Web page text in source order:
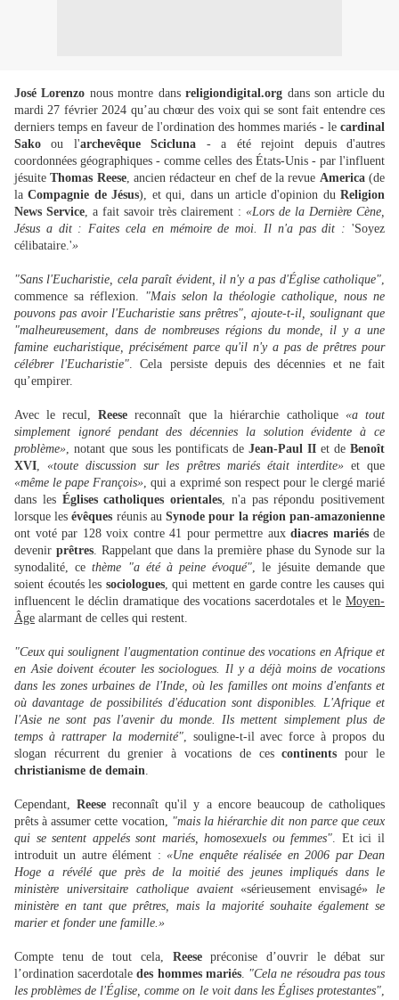
José Lorenzo nous montre dansreligiondigital.org dans son article du
mardi 27 février 2024 qu’au chœur des voix qui se sont fait entendre ces
derniers temps en faveur de l'ordination des hommes mariés - le cardinal
Sako ou l'archevêque Scicluna - a été rejoint depuis d'autres
coordonnées géographiques - comme celles des États-Unis - par l'influent
jésuiteThomas Reese, ancien rédacteur en chef de la revue America(de
laCompagnie de Jésus), et qui, dans un article d'opinion duReligion
News Service, a fait savoir très clairement : «Lors de la Dernière Cène,
Jésus a dit : Faites cela en mémoire de moi. Il n'a pas dit : 'Soyez
célibataire.'»
"Sans l'Eucharistie, cela paraît évident, il n'y a pas d'Église catholique",
commence sa réflexion. "Mais selon la théologie catholique, nous ne
pouvons pas avoir l'Eucharistie sans prêtres", ajoute-t-il, soulignant que
"malheureusement, dans de nombreuses régions du monde, il y a une
famine eucharistique, précisément parce qu'il n'y a pas de prêtres pour
célébrer l'Eucharistie". Cela persiste depuis des décennies et ne fait
qu’empirer.
Avec le recul,Reese reconnaît que la hiérarchie catholique «a tout
simplement ignoré pendant des décennies la solution évidente à ce
problème», notant que sous les pontificats de Jean-Paul II et de Benoît
XVI,«toute discussion sur les prêtres mariés était interdite» et que
«même le pape François», qui a exprimé son respect pour le clergé marié
dans les Églises catholiques orientales, n'a pas répondu positivement
lorsque lesévêques réunis auSynode pour la région pan-amazonienne
ont voté par 128 voix contre 41 pour permettre aux diacres mariésde
devenir prêtres. Rappelant que dans la première phase du Synode sur la
synodalité, cethème "a été à peine évoqué", le jésuite demande que
soient écoutés les sociologues, qui mettent en garde contre les causes qui
influencent le déclin dramatique des vocations sacerdotales et le Moyen-
Âge alarmant de celles qui restent.
"Ceux qui soulignent l'augmentation continue des vocations en Afrique et
en Asie doivent écouter les sociologues. Il y a déjà moins de vocations
dans les zones urbaines de l'Inde, où les familles ont moins d'enfants et
où davantage de possibilités d'éducation sont disponibles. L'Afrique et
l'Asie ne sont pas l'avenir du monde. Ils mettent simplement plus de
temps à rattraper la modernité", souligne-t-il avec force à propos du
slogan récurrent du grenier à vocations de cescontinents pour le
christianisme de demain.
Cependant,Reese reconnaît qu'il y a encore beaucoup de catholiques
prêts à assumer cette vocation, "mais la hiérarchie dit non parce que ceux
qui se sentent appelés sont mariés, homosexuels ou femmes". Et ici il
introduit un autre élément :«Une enquête réalisée en 2006 par Dean
Hoge a révélé que près de la moitié des jeunes impliqués dans le
ministère universitaire catholique avaient«sérieusement envisagé» le
ministère en tant que prêtres, mais la majorité souhaite également se
marier et fonder une famille.»
Compte tenu de tout cela, Reesepréconise d’ouvrir le débat sur
l’ordination sacerdotaledes hommes mariés. "Cela ne résoudra pas tous
les problèmes de l'Église, comme on le voit dans les Églises protestantes",